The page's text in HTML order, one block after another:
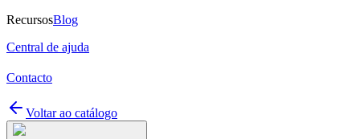
RecursosBlog
Central de ajuda
Contacto
Voltar ao catálogo